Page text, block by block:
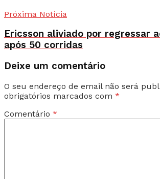
Próxima Notícia
Ericsson aliviado por regressar
após 50 corridas
Deixe um comentário
O seu endereço de email não será
obrigatórios marcados com *
Comentário *